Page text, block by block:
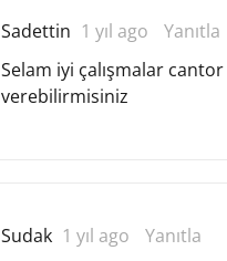
Sadettin 1 yıl ago
Yanıtla
Selam iyi çalışmalar
verebilirmisiniz
Sudak 1 yıl ago
Yanıtla